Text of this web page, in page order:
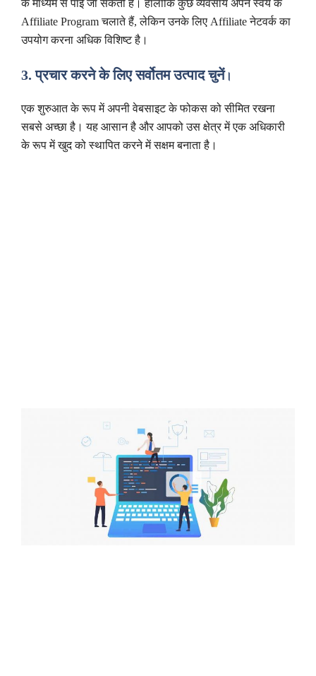
के माध्यम से पाई जा सकती हैं। हालांकि कुछ व्यवसाय अपने स्वयं के
Affiliate Program चलाते हैं, लेकिन उनके लिए Affiliate नेटवर्क का
उपयोग करना अधिक विशिष्ट है।
3. प्रचार करने के लिए सर्वोतम उत्पाद चुनें।
एक शुरुआत के रूप में अपनी वेबसाइट के फोकस को सीमित रखना
सबसे अच्छा है। यह आसान है और आपको उस क्षेत्र में एक अधिकारी
के रूप में खुद को स्थापित करने में सक्षम बनाता है।